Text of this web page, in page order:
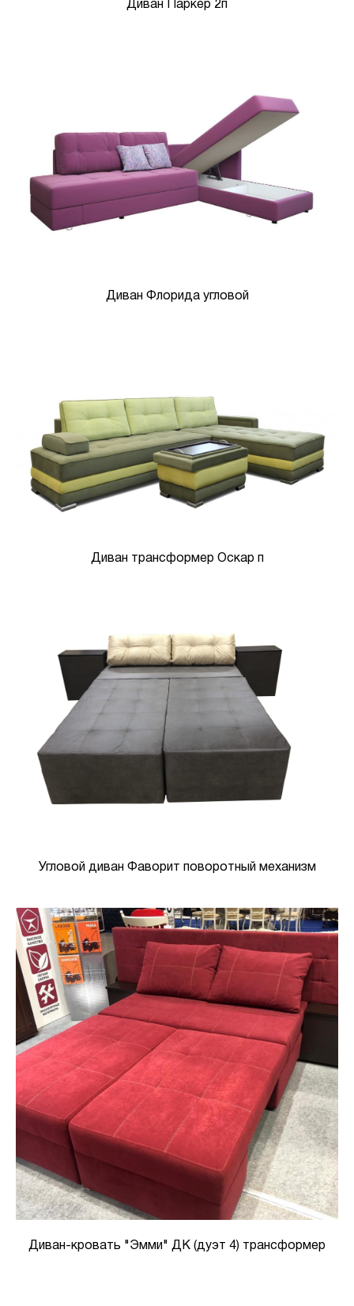
Диван Паркер 2п
Диван Флорида угловой
Диван трансформер Оскар п
Угловой диван Фаворит поворотный механизм
Диван-кровать "Эмми" ДК (дуэт 4) трансформер